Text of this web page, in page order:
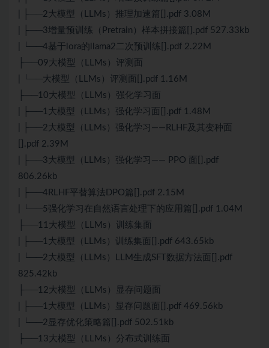
| ├──2大模型（LLMs）推理加速篇[].pdf 3.08M
| ├──3增量预训练（Pretrain）样本拼接篇[].pdf 527.33kb
| └──4基于lora的llama2二次预训练[].pdf 2.22M
├──09大模型（LLMs）评测面
| └──大模型（LLMs）评测面[].pdf 1.16M
├──10大模型（LLMs）强化学习面
| ├──1大模型（LLMs）强化学习面[].pdf 1.48M
| ├──2大模型（LLMs）强化学习——RLHF及其变种面
[].pdf 2.39M
| ├──3大模型（LLMs）强化学习—— PPO 面[].pdf
806.26kb
| ├──4RLHF平替算法DPO篇[].pdf 2.15M
| └──5强化学习在自然语言处理下的应用篇[].pdf 1.04M
├──11大模型（LLMs）训练集面
| ├──1大模型（LLMs）训练集面[].pdf 643.65kb
| └──2大模型（LLMs）LLM生成SFT数据方法面[].pdf
825.42kb
├──12大模型（LLMs）显存问题面
| ├──1大模型（LLMs）显存问题面[].pdf 469.56kb
| └──2显存优化策略篇[].pdf 502.51kb
├──13大模型（LLMs）分布式训练面